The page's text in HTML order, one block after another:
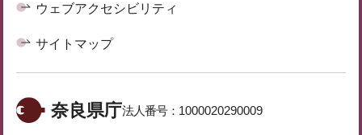
ウェブアクセシビリティ
サイトマップ
奈良県庁法人番号： 1000020290009